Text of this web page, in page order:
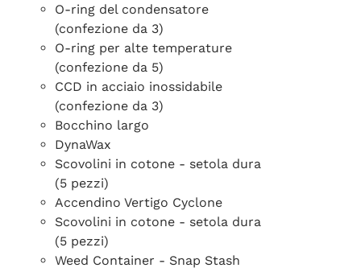
O-ring del condensatore
(confezione da 3)
O-ring per alte temperature
(confezione da 5)
CCD in acciaio inossidabile
(confezione da 3)
Bocchino largo
DynaWax
Scovolini in cotone - setola dura
(5 pezzi)
Accendino Vertigo Cyclone
Scovolini in cotone - setola dura
(5 pezzi)
Weed Container - Snap Stash